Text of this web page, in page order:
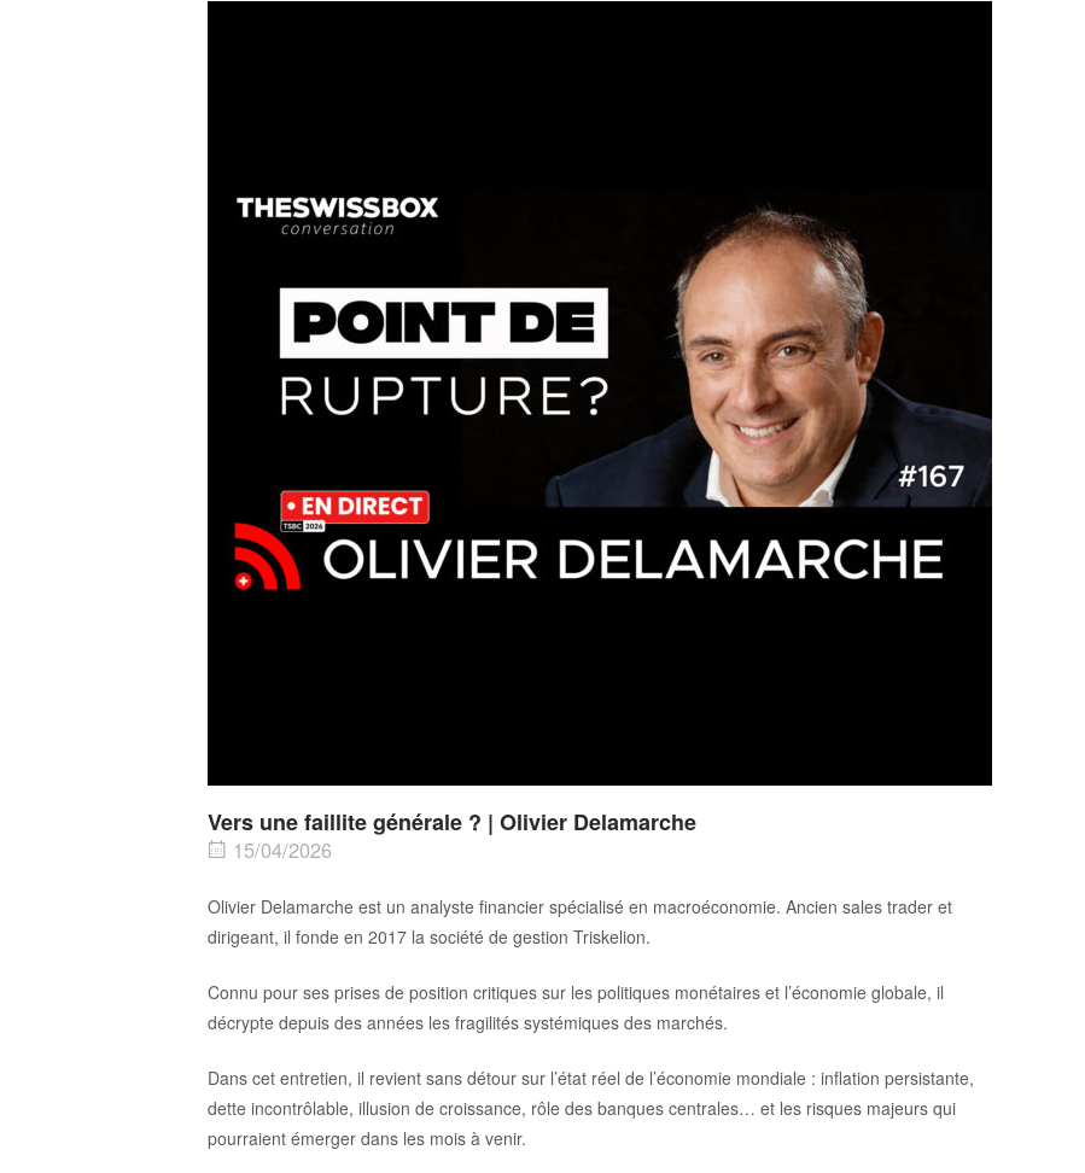
Vers une faillite générale ? | Olivier Delamarche
15/04/2026
Olivier Delamarche est un analyste financier spécialisé en macroéconomie. Ancien sales trader et
dirigeant, il fonde en 2017 la société de gestion Triskelion.
Connu pour ses prises de position critiques sur les politiques monétaires et l’économie globale, il
décrypte depuis des années les fragilités systémiques des marchés.
Dans cet entretien, il revient sans détour sur l’état réel de l’économie mondiale : inflation persistante,
dette incontrôlable, illusion de croissance, rôle des banques centrales… et les risques majeurs qui
pourraient émerger dans les mois à venir.